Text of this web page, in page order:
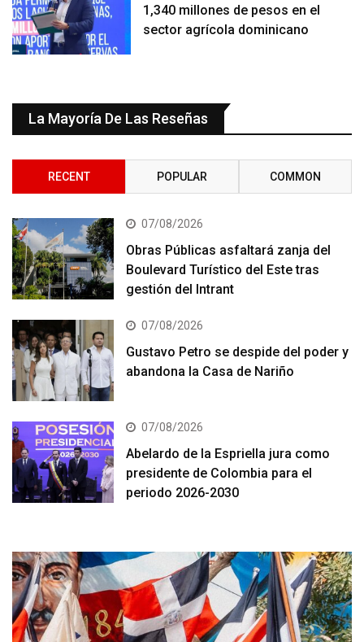
1,340 millones de pesos en el
sector agrícola dominicano
La Mayoría De Las Reseñas
RECENT POPULAR COMMON
07/08/2026
Obras Públicas asfaltará zanja del
Boulevard Turístico del Este tras
gestión del Intrant
07/08/2026
Gustavo Petro se despide del poder y
abandona la Casa de Nariño
07/08/2026
Abelardo de la Espriella jura como
presidente de Colombia para el
periodo 2026-2030